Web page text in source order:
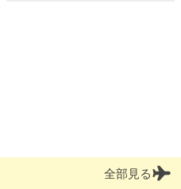
全部見る